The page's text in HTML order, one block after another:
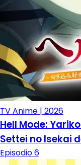
TV Anime | 2026
Hell Mode:
Settei no Isekai
Episodio 6